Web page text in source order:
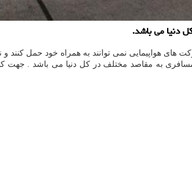
دنیا می باشد.
هواپیمایی نمی توانند به همراه خود حمل کنند و
مسافری به مقاصد مختلف در کل دنیا می باشد . جهت